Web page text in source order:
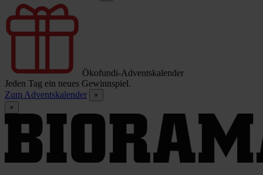
Ökofundi-Adventskalender
Jeden Tag ein neues Gewinnspiel.
Zum Adventskalender
×
×